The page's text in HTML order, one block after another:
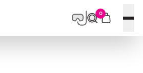
פתח תפריט
0